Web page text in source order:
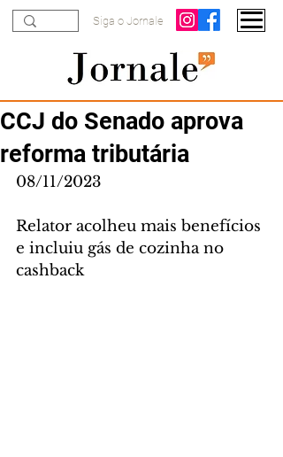
Siga o Jornale
CCJ do Senado aprova
reforma tributária
08/11/2023
Relator acolheu mais benefícios
e incluiu gás de cozinha no
cashback